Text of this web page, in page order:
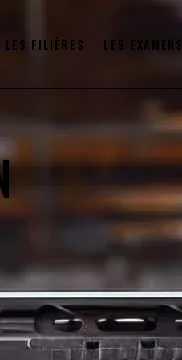
LES FILIÈRES LES EXAMENS